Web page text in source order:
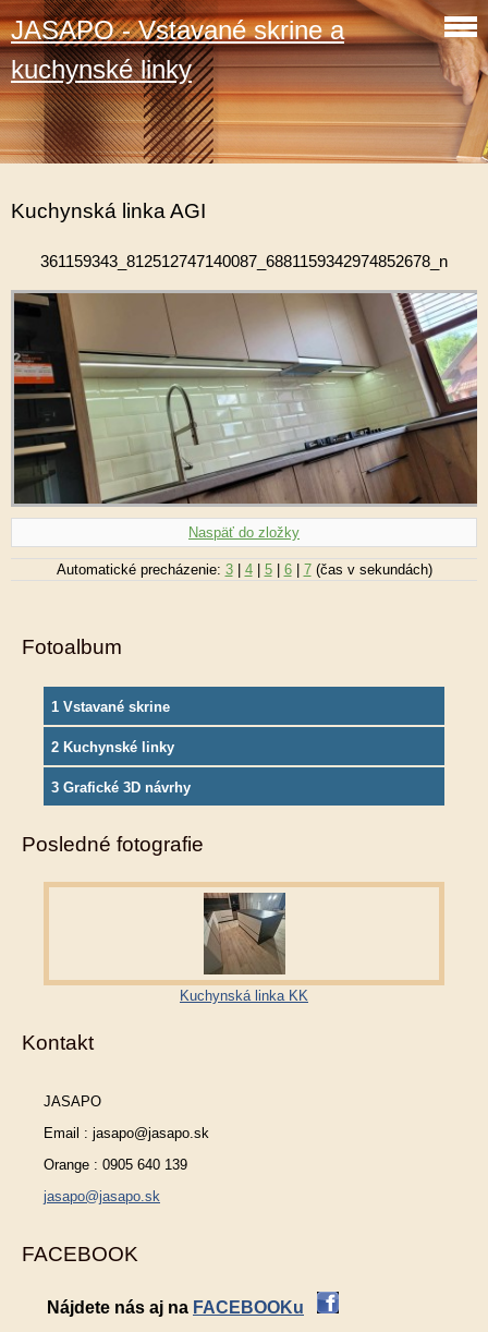
JASAPO - Vstavané skrine a
kuchynské linky
Kuchynská linka AGI
361159343_812512747140087_6881159342974852678_n
Naspäť do zložky
Automatické precházenie: 3| 4| 5| 6| 7(čas v sekundách)
Fotoalbum
1 Vstavané skrine
2 Kuchynské linky
3 Grafické 3D návrhy
Posledné fotografie
Kuchynská linka KK
Kontakt
JASAPO
Email : jasapo@jasapo.sk
Orange : 0905 640 139
jasapo@jasapo.sk
FACEBOOK
Nájdete nás aj na FACEBOOKu